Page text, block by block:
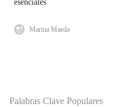
esenciales
Marina Maeda
Palabras Clave Populares